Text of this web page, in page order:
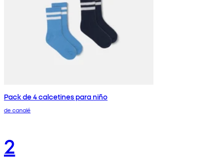
Pack de 4 calcetines para niño
de canalé
2